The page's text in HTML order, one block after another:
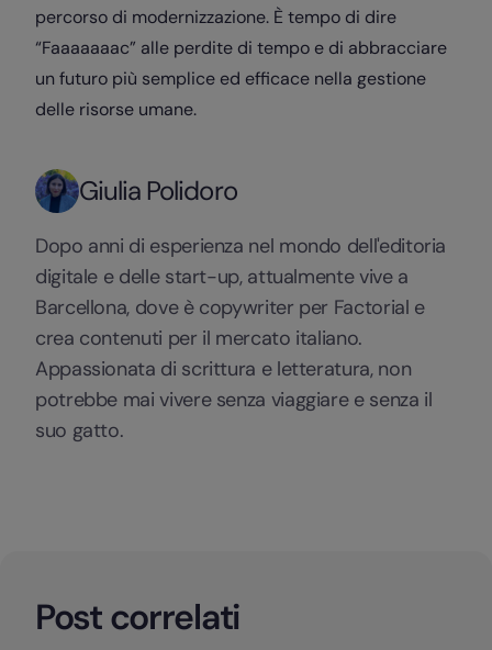
percorso di modernizzazione. È tempo di dire
“Faaaaaaac” alle perdite di tempo e di abbracciare
un futuro più semplice ed efficace nella gestione
delle risorse umane.
Giulia Polidoro
Dopo anni di esperienza nel mondo dell'editoria
digitale e delle start-up, attualmente vive a
Barcellona, dove è copywriter per Factorial e
crea contenuti per il mercato italiano.
Appassionata di scrittura e letteratura, non
potrebbe mai vivere senza viaggiare e senza il
suo gatto.
Post correlati